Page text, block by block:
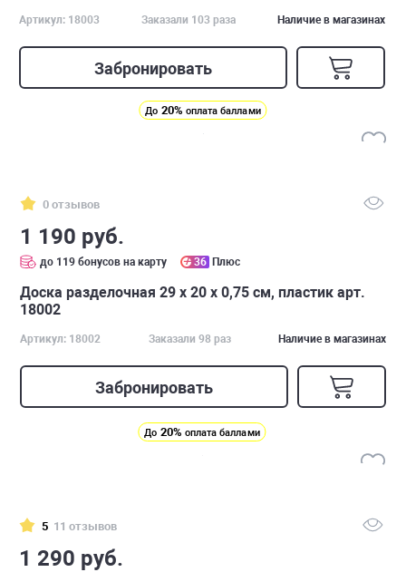
Артикул: 18003 Заказали 103 раза Наличие в магазинах
Забронировать
До 20% оплата баллами
0 отзывов
1 190 руб.
до 119 бонусов на карту 36 Плюс
Доска разделочная 29 х 20 х 0,75 см, пластик арт.
18002
Артикул: 18002 Заказали 98 раз Наличие в магазинах
Забронировать
До 20% оплата баллами
5 11 отзывов
1 290 руб.